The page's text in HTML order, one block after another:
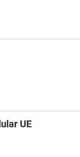
UE